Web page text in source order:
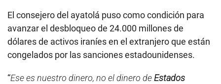
El consejero del ayatolá puso como condición para
avanzar el desbloqueo de 24.000 millones de
dólares de activos iraníes en el extranjero que están
congelados por las sanciones estadounidenses.
“Ese es nuestro dinero, no el dinero deEstados